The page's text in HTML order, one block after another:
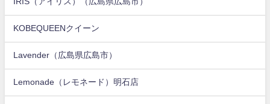
KOBEQUEENクイーン
Lavender（広島県広島市）
Lemonade（レモネード）明石店